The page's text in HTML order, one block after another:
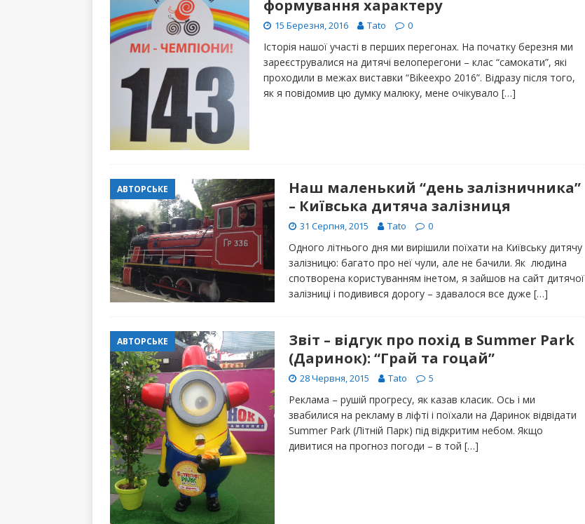
формування характеру
15 Березня, 2016 Tato 0
Історія нашої участі в перших перегонах. На початку березня ми
зареєструвалися на дитячі велоперегони – клас “самокати”, які
проходили в межах виставки “Bikeexpo 2016”. Відразу після того,
як я повідомив цю думку малюку, мене очікувало […]
АВТОРСЬКЕ
Наш маленький “день залізничника”
– Київська дитяча залізниця
31 Серпня, 2015 Tato 0
Одного літнього дня ми вирішили поїхати на Київську дитячу
залізницю: багато про неї чули, але не бачили. Як людина
спотворена користуванням інетом, я зайшов на сайт дитячої
залізниці і подивився дорогу – здавалося все дуже […]
АВТОРСЬКЕ
Звіт – відгук про похід в Summer Park
(Даринок): “Грай та гоцай”
28 Червня, 2015 Tato 5
Реклама – рушій прогресу, як казав класик. Ось і ми
звабилися на рекламу в ліфті і поїхали на Даринок відвідати
Summer Park (Літній Парк) під відкритим небом. Якщо
дивитися на прогноз погоди – в той […]